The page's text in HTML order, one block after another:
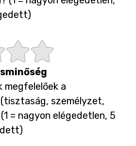
C
s
i
C
s
i
megfelelőek a
személyzet,
= nagyon elégedetlen, 5